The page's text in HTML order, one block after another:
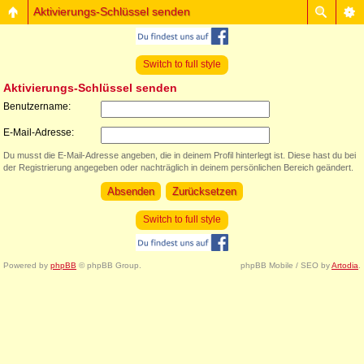
Aktivierungs-Schlüssel senden
Switch to full style
Aktivierungs-Schlüssel senden
Benutzername:
E-Mail-Adresse:
Du musst die E-Mail-Adresse angeben, die in deinem Profil hinterlegt ist. Diese hast du bei
der Registrierung angegeben oder nachträglich in deinem persönlichen Bereich geändert.
Switch to full style
Powered by phpBB © phpBB Group. phpBB Mobile / SEO byArtodia